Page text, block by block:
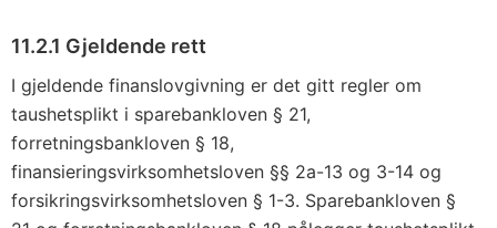
11.2.1 Gjeldende rett
I gjeldende finanslovgivning er det gitt regler om
taushetsplikt i sparebankloven § 21,
forretningsbankloven § 18,
finansieringsvirksomhetsloven §§ 2a-13 og 3-14 og
forsikringsvirksomhetsloven § 1-3. Sparebankloven §